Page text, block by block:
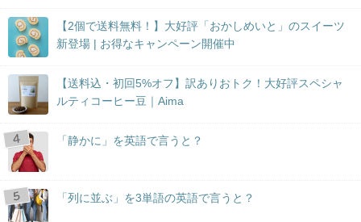
【2個で送料無料！】大好評「おかしめいと」のスイーツ
新登場 | お得なキャンペーン開催中
【送料込・初回5%オフ】訳ありおトク！大好評スペシャ
ルティコーヒー豆｜Aima
「静かに」を英語で言うと？
「列に並ぶ」を3単語の英語で言うと？